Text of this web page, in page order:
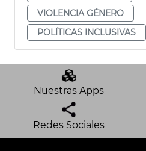
VIOLENCIA GÉNERO
POLÍTICAS INCLUSIVAS
Nuestras Apps
Redes Sociales